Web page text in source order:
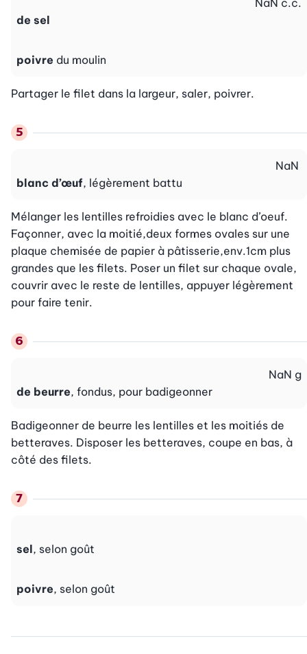
de sel
NaN c.c.
poivre du moulin
Partager le filet dans la largeur, saler, poivrer.
blanc d’œuf, légèrement battu
NaN
Mélanger les lentilles refroidies avec le blanc d’oeuf.
Façonner, avec la moitié,deux formes ovales sur une
plaque chemisée de papier à pâtisserie,env.1cm plus
grandes que les filets. Poser un filet sur chaque ovale,
couvrir avec le reste de lentilles, appuyer légèrement
pour faire tenir.
de beurre, fondus, pour badigeonner
NaN g
Badigeonner de beurre les lentilles et les moitiés de
betteraves. Disposer les betteraves, coupe en bas, à
côté des filets.
sel, selon goût
poivre, selon goût